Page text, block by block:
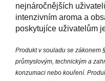
nejnáročnějších
intenzivním aroma a
poskytujíce uživatelům
Produkt v souladu se zákonem
průmyslovým, technickým a
konzumaci nebo kouření.